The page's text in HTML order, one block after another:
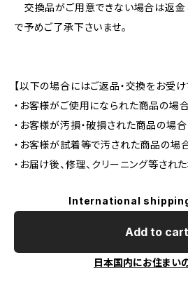
交換品がご用意できない場合は返金
で予めご了承下さいませ。
【以下の場合にはご返品・交換をお受け
・お客様がご使用になられた商品の場
・お客様が汚損・破損された商品の場合
・お客様が試着等で汚された商品の場
・お届け後、修理、クリーニング等され
International
Add to cart
日本国内にお住まい